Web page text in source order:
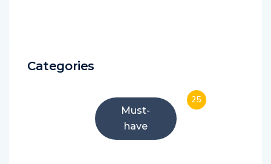
Categories
Must-
have
25